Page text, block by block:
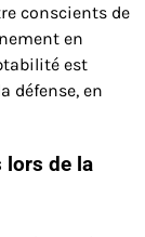
conscients de
en
est
défense, en
lors de la